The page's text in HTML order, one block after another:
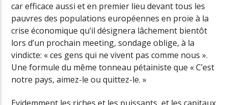
car efficace aussi et en premier lieu devant tous les
pauvres des populations européennes en proie à la
crise économique qu’il désignera lâchement bientôt
lors d’un prochain meeting, sondage oblige, à la
vindicte: « ces gens qui ne vivent pas comme nous ».
Une formule du même tonneau pétainiste que « C’est
notre pays, aimez-le ou quittez-le. »